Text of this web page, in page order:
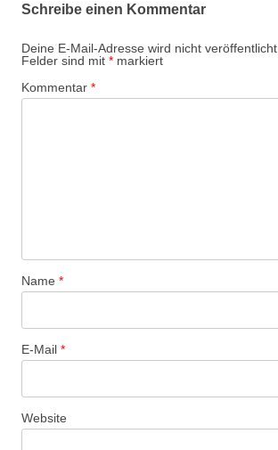
Schreibe einen Kommentar
Deine E-Mail-Adresse wird nicht veröffentlicht.
Felder sind mit * markiert
Kommentar *
Name *
E-Mail *
Website